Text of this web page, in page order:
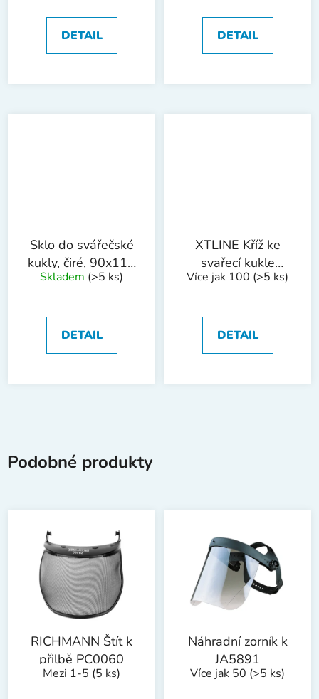
958E
DETAIL DETAIL
Sklo do svářečské
kukly, čiré, 90x110
mm
Skladem (>5 ks)
DETAIL
XTLINE Kříž ke
svařecí kukle
XT5894
Více jak 100 (>5 ks)
DETAIL
Podobné produkty
RICHMANN Štít k
přilbě PC0060
Mezi 1-5 (5 ks)
Náhradní zorník k
JA5891
Více jak 50 (>5 ks)